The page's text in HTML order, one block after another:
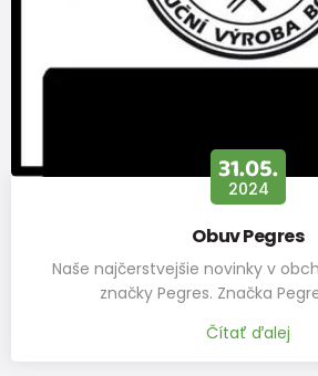
31.05.
2024
Obuv Pegres
Naše najčerstvejšie novinky v
značky Pegres. Značka
Čítať ďalej